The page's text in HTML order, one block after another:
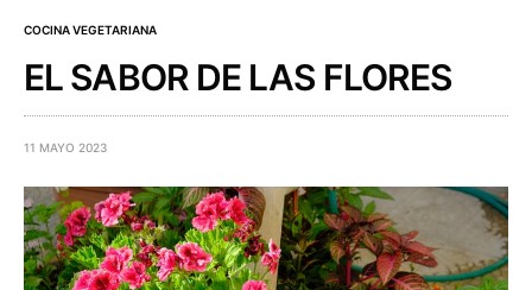
COCINA VEGETARIANA
EL SABOR DE LAS FLORES
11 MAYO 2023